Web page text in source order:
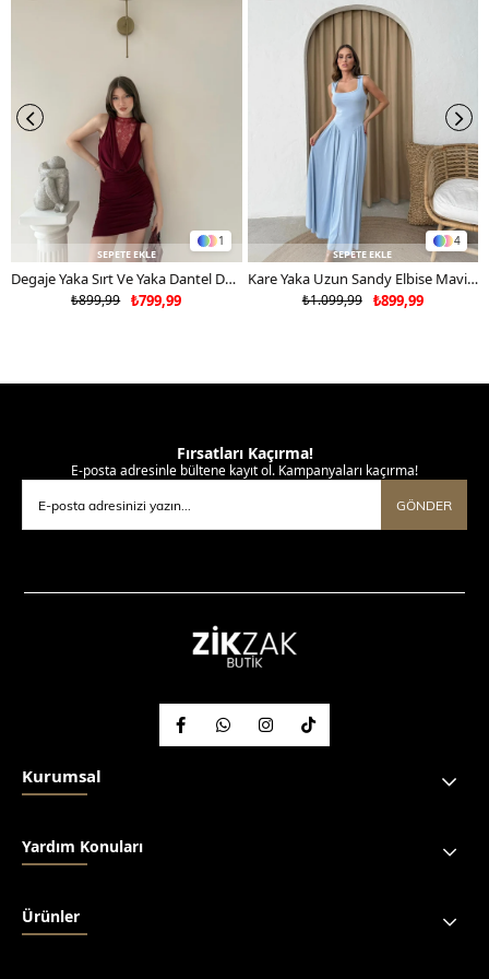
1
SEPETE EKLE
Degaje Yaka Sırt Ve Yaka Dantel Detay Mini Sandy Elbise Bordo 2104
₺799,99
₺899,99
4
SEPETE EKLE
Kare Yaka Uzun Sandy Elbise Mavi 2102
₺899,99
₺1.099,99
Fırsatları Kaçırma!
E-posta adresinle bültene kayıt ol. Kampanyaları kaçırma!
GÖNDER
Kurumsal
Yardım Konuları
Ürünler